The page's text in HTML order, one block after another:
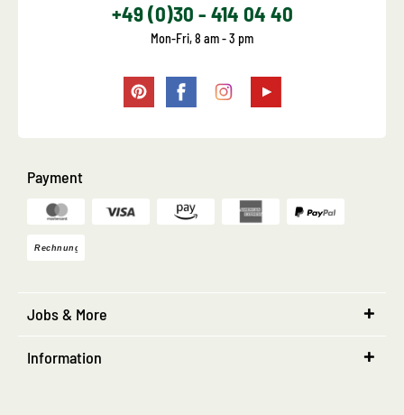
+49 (0)30 - 414 04 40
Mon-Fri, 8 am - 3 pm
Payment
Jobs & More
Information